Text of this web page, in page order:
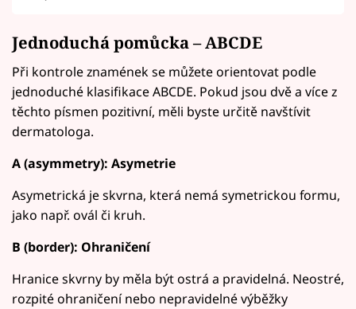
Jednoduchá pomůcka – ABCDE
Při kontrole znamének se můžete orientovat podle
jednoduché klasifikace ABCDE. Pokud jsou dvě a více z
těchto písmen pozitivní, měli byste určitě navštívit
dermatologa.
A (asymmetry): Asymetrie
Asymetrická je skvrna, která nemá symetrickou formu,
jako např. ovál či kruh.
B (border): Ohraničení
Hranice skvrny by měla být ostrá a pravidelná. Neostré,
rozpité ohraničení nebo nepravidelné výběžky